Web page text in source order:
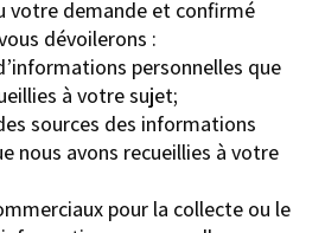
votre demande et confirmé
dévoilerons :
personnelles que
à votre sujet;
sources des informations
nous avons recueillies à votre
pour la collecte ou le